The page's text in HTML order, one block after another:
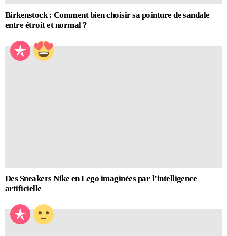
Birkenstock : Comment bien choisir sa pointure de sandale
entre étroit et normal ?
Des Sneakers Nike en Lego imaginées par l’intelligence
artificielle